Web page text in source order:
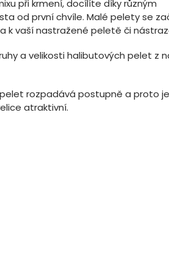
při krmení, docílíte díky různým
od první chvíle. Malé pelety se
k vaší nastražené peletě či
a velikosti halibutových pelet z
rozpadává postupně a proto
atraktivní.